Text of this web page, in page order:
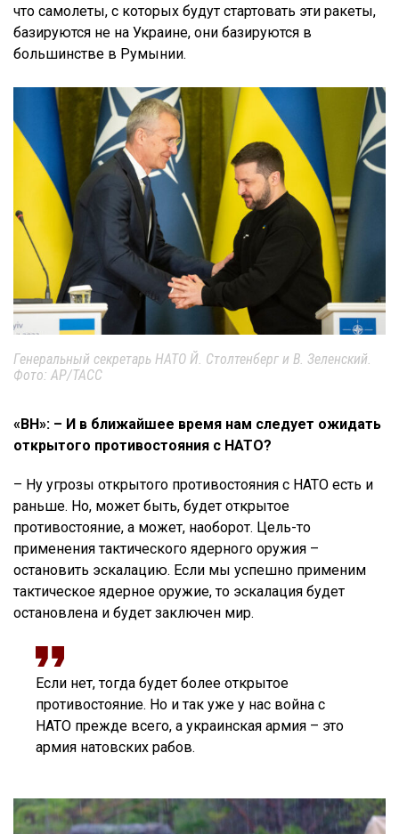
что самолеты, с которых будут стартовать эти ракеты,
базируются не на Украине, они базируются в
большинстве в Румынии.
Генеральный секретарь НАТО Й. Столтенберг и В. Зеленский.
Фото: AP/ТАСС
«ВН»: – И в ближайшее время нам следует ожидать
открытого противостояния с НАТО?
– Ну угрозы открытого противостояния с НАТО есть и
раньше. Но, может быть, будет открытое
противостояние, а может, наоборот. Цель-то
применения тактического ядерного оружия –
остановить эскалацию. Если мы успешно применим
тактическое ядерное оружие, то эскалация будет
остановлена и будет заключен мир.
Если нет, тогда будет более открытое
противостояние. Но и так уже у нас война с
НАТО прежде всего, а украинская армия – это
армия натовских рабов.